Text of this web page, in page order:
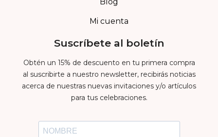
Mi cuenta
Suscríbete al boletín
Obtén un 15% de descuento en tu primera compra
al suscribirte a nuestro newsletter, recibirás noticias
acerca de nuestras nuevas invitaciones y/o artículos
para tus celebraciones.